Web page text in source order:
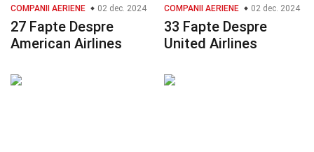
COMPANII AERIENE 02 dec. 2024
27 Fapte Despre
American Airlines
COMPANII AERIENE 02 dec. 2024
33 Fapte Despre
United Airlines